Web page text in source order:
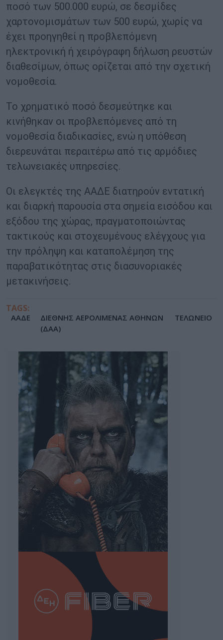
ποσό των 500.000 ευρώ, σε δεσμίδες
χαρτονομισμάτων των 500 ευρώ, χωρίς να
έχει προηγηθεί η προβλεπόμενη
ηλεκτρονική ή χειρόγραφη δήλωση ρευστών
διαθεσίμων, όπως ορίζεται από την σχετική
νομοθεσία.
Το χρηματικό ποσό δεσμεύτηκε και
κινήθηκαν οι προβλεπόμενες από τη
νομοθεσία διαδικασίες, ενώ η υπόθεση
διερευνάται περαιτέρω από τις αρμόδιες
τελωνειακές υπηρεσίες.
Οι ελεγκτές της ΑΑΔΕ διατηρούν εντατική
και διαρκή παρουσία στα σημεία εισόδου και
εξόδου της χώρας, πραγματοποιώντας
τακτικούς και στοχευμένους ελέγχους για
την πρόληψη και καταπολέμηση της
παραβατικότητας στις διασυνοριακές
μετακινήσεις.
TAGS:
ΑΑΔΕ
ΔΙΕΘΝΗΣ ΑΕΡΟΛΙΜΕΝΑΣ ΑΘΗΝΩΝ
(ΔΑΑ)
ΤΕΛΩΝΕΙΟ